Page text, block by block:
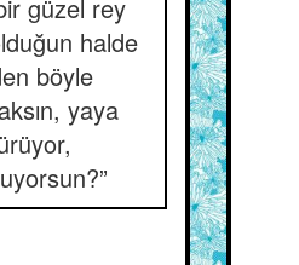
güzel rey
halde
böyle
yaya